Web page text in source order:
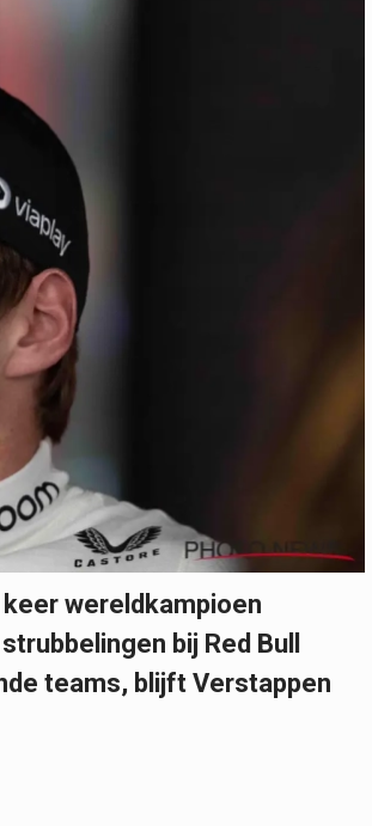
wereldkampioen
bij Red Bull
teams, blijft Verstappen